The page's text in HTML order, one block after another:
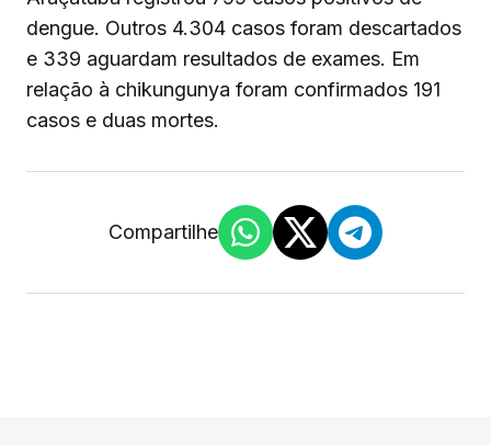
dengue. Outros 4.304 casos foram descartados
e 339 aguardam resultados de exames. Em
relação à chikungunya foram confirmados 191
casos e duas mortes.
Compartilhe